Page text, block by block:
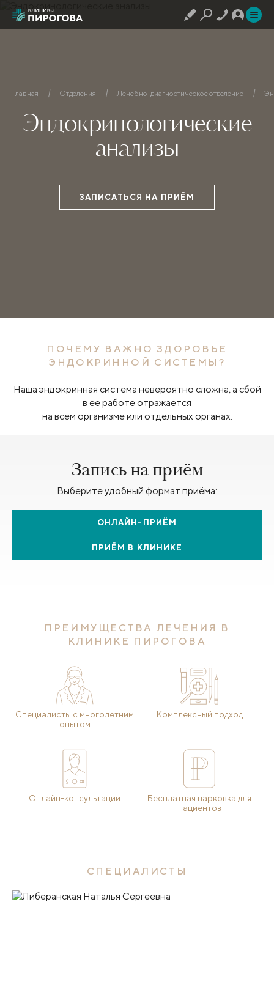
Главная Отделения Лечебно-диагностическое отделение
Эндокринологические
анализы
ЗАПИСАТЬСЯ НА ПРИЁМ
ПОЧЕМУ ВАЖНО ЗДОРОВЬЕ
ЭНДОКРИННОЙ СИСТЕМЫ?
Наша эндокринная система невероятно сложна, а сбой
в ее работе отражается
на всем организме или отдельных органах.
Запись на приём
Выберите удобный формат приёма:
ОНЛАЙН-ПРИЁМ
ПРИЁМ В КЛИНИКЕ
ПРЕИМУЩЕСТВА ЛЕЧЕНИЯ В
КЛИНИКЕ ПИРОГОВА
Специалисты с многолетним
опытом
Комплексный подход
Онлайн-консультации
Бесплатная парковка для
пациентов
СПЕЦИАЛИСТЫ